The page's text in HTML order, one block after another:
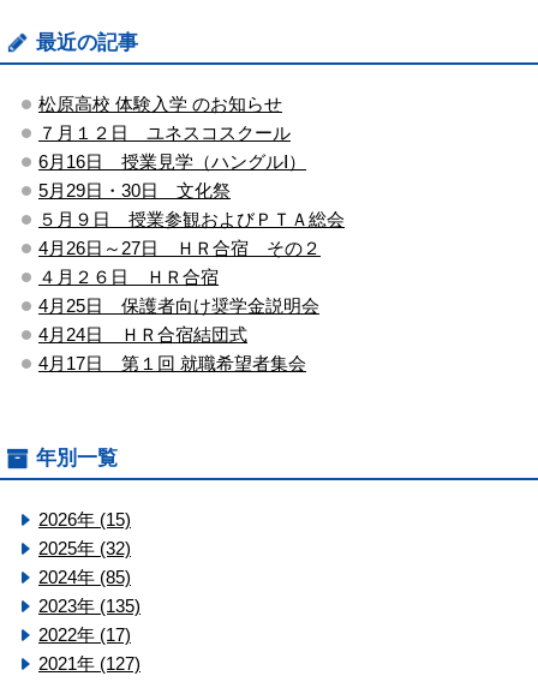
最近の記事
松原高校 体験入学 のお知らせ
７月１２日 ユネスコスクール
6月16日 授業見学（ハングルⅠ）
5月29日・30日 文化祭
５月９日 授業参観およびＰＴＡ総会
4月26日～27日 ＨＲ合宿 その２
４月２６日 ＨＲ合宿
4月25日 保護者向け奨学金説明会
4月24日 ＨＲ合宿結団式
4月17日 第１回 就職希望者集会
年別一覧
2026年 (15)
2025年 (32)
2024年 (85)
2023年 (135)
2022年 (17)
2021年 (127)